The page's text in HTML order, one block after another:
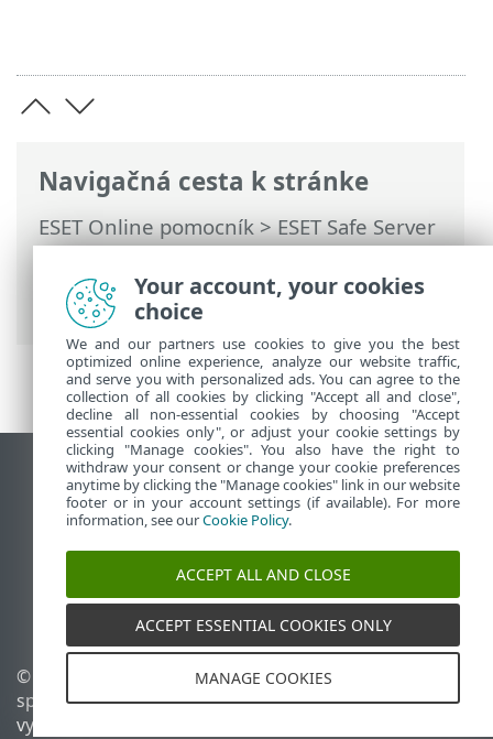
Navigačná cesta k stránke
ESET Online pomocník>ESET Safe Server
>Práca s programom ESET Safe Server>
Rozšírené nastavenia>Kontroly>
Vylúčenia
> Vylúčenia detekcií
Zobraziť stránku ako na počítači
End of Life
Databáza znalostí ESET
ESET Fórum
ESET Status Portal
Technická podpora
© 1992 - 2026 ESET,
spol. s r. o. Všetky práva
vyhradené.
Spravovať súbory cookie
Zásady používania súborov
Your account, your cookies
choice
We and our partners use cookies to give you the best
optimized online experience, analyze our website traffic,
and serve you with personalized ads. You can agree to the
collection of all cookies by clicking "Accept all and close",
decline all non-essential cookies by choosing "Accept
essential cookies only", or adjust your cookie settings by
clicking "Manage cookies". You also have the right to
withdraw your consent or change your cookie preferences
anytime by clicking the "Manage cookies" link in our website
footer or in your account settings (if available). For more
information, see ourCookie Policy.
ACCEPT ALL AND CLOSE
ACCEPT ESSENTIAL COOKIES ONLY
MANAGE COOKIES